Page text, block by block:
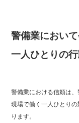
警備業におい
一人ひとりの
警備業における信頼は、
現場で働く一人ひとり
ります。